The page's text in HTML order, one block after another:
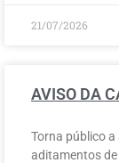
21/07/2026
AVISO DA
Torna público
aditamentos